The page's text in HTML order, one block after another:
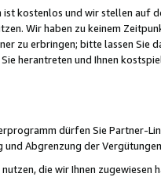
kostenlos und wir stellen auf
Wir haben zu keinem
zu erbringen; bitte lassen Sie
herantreten und Ihnen
dürfen Sie Partner-
Abgrenzung der
die wir Ihnen zugewiesen